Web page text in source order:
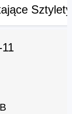
Sztylety